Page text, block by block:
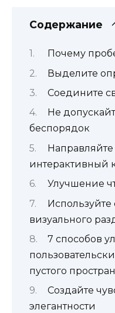
Содержание
Почему
Выделите
Соедините
Не
беспорядок
Направляйте
интерактивный
Улучшение
Используйте
визуального
7 способов
пустого
Создайте
элегантности